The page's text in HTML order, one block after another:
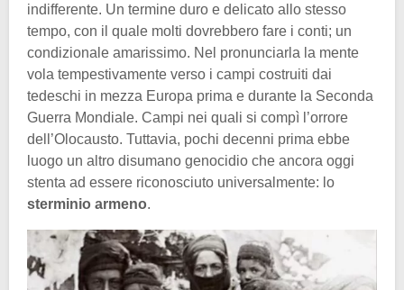
indifferente. Un termine duro e delicato allo stesso
tempo, con il quale molti dovrebbero fare i conti; un
condizionale amarissimo. Nel pronunciarla la mente
vola tempestivamente verso i campi costruiti dai
tedeschi in mezza Europa prima e durante la Seconda
Guerra Mondiale. Campi nei quali si compì l’orrore
dell’Olocausto. Tuttavia, pochi decenni prima ebbe
luogo un altro disumano genocidio che ancora oggi
stenta ad essere riconosciuto universalmente: lo
sterminio armeno.